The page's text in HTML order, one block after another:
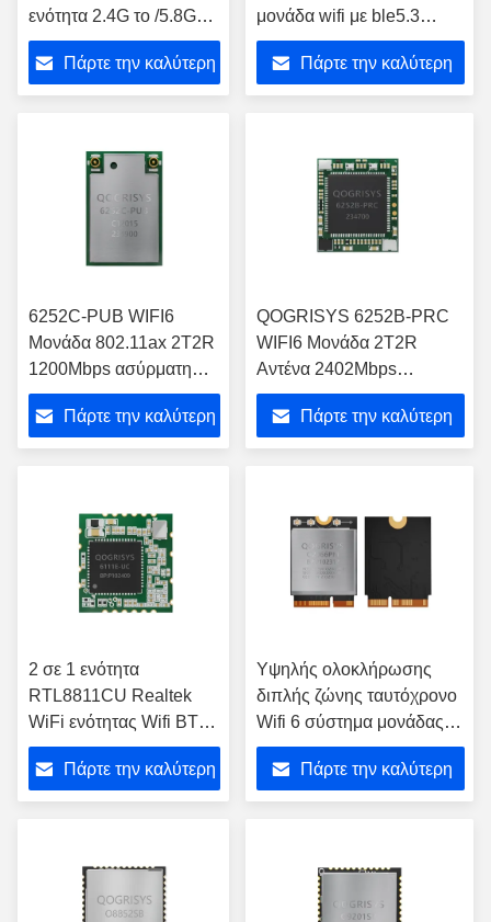
ενότητα 2.4G το /5.8G
PCIE για τα παράθυρα
PC ταμπλετών
Πάρτε την καλύτερη
μονάδα wifi με ble5.3
διεπαφή wifi 6 μουντλ
Πάρτε την καλύτερη
6252C-PUB WIFI6
Μονάδα 802.11ax 2T2R
1200Mbps ασύρματη
μονάδα wifi QOGRISYS
νέα μονάδα wifi6
Πάρτε την καλύτερη
QOGRISYS 6252B-PRC
WIFI6 Μονάδα 2T2R
Αντένα 2402Mbps
Ταχύτητα 802.11ax wifi 6
μονάδαΠάρτε την καλύτερη
2 σε 1 ενότητα
RTL8811CU Realtek
WiFi ενότητας Wifi BT
για τον ελεγκτή Wlan
Πάρτε την καλύτερη
Υψηλής ολοκλήρωσης
διπλής ζώνης ταυτόχρονο
Wifi 6 σύστημα μονάδας
στο τσιπ Υποστήριξη
QCA2066Πάρτε την καλύτερη